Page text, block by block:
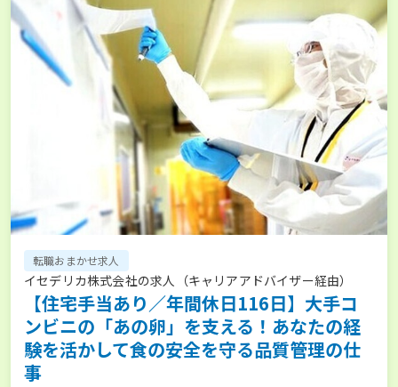
転職おまかせ求人
イセデリカ株式会社の求人（キャリアアドバイザー経由）
【住宅手当あり／年間休日116日】大手コ
ンビニの「あの卵」を支える！あなたの経
験を活かして食の安全を守る品質管理の仕
事